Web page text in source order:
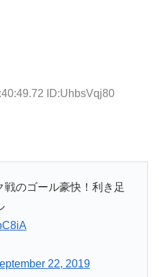
ID:UhbsVqj80
のゴール豪快！利き足
22, 2019